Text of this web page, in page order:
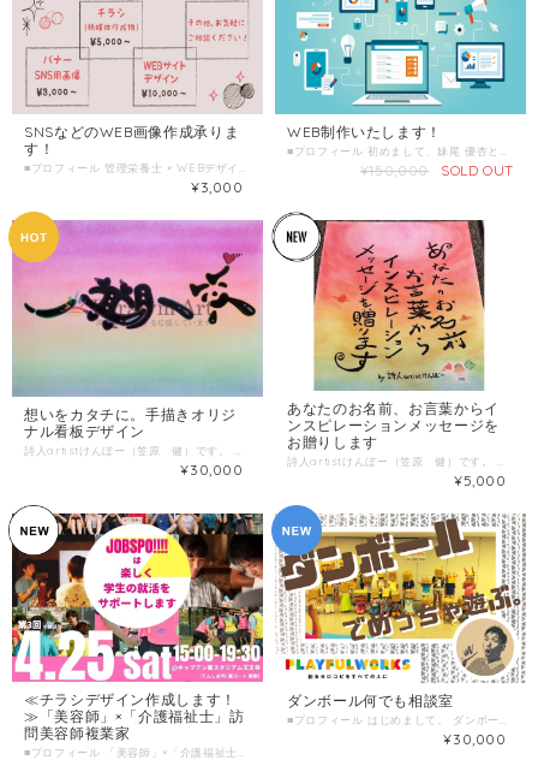
SNSなどのWEB画像作成承りま
す！
¥3,000
WEB制作いたします！
¥150,000 SOLD OUT
想いをカタチに。手描きオリジ
ナル看板デザイン
詩人artistけんぼー（笠原 健）です。 高校卒業後、路頭に迷う…大学入学するも即自主退学。 新たに医療従事者を志し大学入学。東北縦断・北海道網走までチャリンコ野宿生活の一人旅も。 卒業後、精神科病院にて作業療法士として約５年勤務する中で、 ボク自身の心も壊れ精神科病院に入退院繰り返す体験も繰り返す。 そのような生活の渦中、新しい表現媒体に突然巡り会う。 それは詩や絵を通しての想いの表出。感情のおもむくまま時間をかけて、時にインスピレーションで即興で描きあげることも、、、。 只今、これまでの医療従事者経験、病の体験を糧に講演会そして絵や詩などを通じて、精神障害を見る社会の目線が少しでも和らぐよう、障害を持つ持たないに関わらず、 「境界をつくることない世界を」をモットーに、 伝えたい想いを込めた理解啓発活動をしています。 ・プロフィールページ（ホームページ／FACEBOOKその他、SNSも） 「詩人けんぼー」でご検索を！！ https://kenbo1219.jimdofree.com/%E3%83%97%E3%83%AD%E3%83%95%E3%82%A3%E3%83%BC%E3%83%AB/ ▼わたしの複業 詩人artistけんぼー 講演家 作業療法士 兵庫県精神障害者相談員 ピアサポート専門員 別の顔は ・日本三大山岳耐久レース全制覇 ・全日本学生トライアスロン選手権出場 ・フルマラソン自己BEST:3時間00分21秒 ▼これまでの活動掲載実績（講演歴等ホームページご参考にしてください） （詩集） ・命が危ない３１１人詩集（コールサック社） ・生きぬくための詩 68人集ー死を越えて生を促すために（コールサック社） ・働く生活ストーリー４（NPO法人全国精神障害者就労支援事業所連合会） （新聞記事等） ・H２４年３月号 兵家連誌（兵庫県精神障害者家族連合会誌）「意味のある存在」 ・H２５年１２月７日 神戸新聞掲載「精神障害者が体験語る」心の相談室事業展開の広報記事 ・H２５年３月号 兵家連誌（兵庫県精神福祉家族連合会誌）神戸地区「ピアサポートについて」 ・H２７年３月２日 神戸新聞掲載 神戸流連載記事にて 「精神障害者に理解を」 ・H２８年２月２８日 神戸新聞掲載 悩みや不安を語り合う 三木で「障害福祉セミナー」 ・H２８年３月２１日 神戸新聞掲載 「精神障害者の自立を支援」リリー賞受賞記事 ・H２８年３月３１日 神戸新聞掲載 ひょうご総合 人 連載記事にて「第１２回精神障害者自立支援活動賞を受賞した詩人」 ・H２９年５月６日 神戸新聞掲載 新ひょうごの医療 「患者の心構え」 ・H３０年１２月５日 神戸新聞掲載 生きづらさの向こうへ 番外編 語り始めた精神障害者 ・H３１年３月号 兵家連誌（兵庫県精神障害者家族連合会誌）「みんなねっと兵庫大会 第２分科会に参加して」 （受賞歴） ・第12回 精神障害者自立支援活動賞 〜イーライ・リリー賞〜（当事者部門）2016 ・第16回スペイン バルセロナ 国際サロン「日本芸術 奨励賞」【in the peace of emotion】2015 ・ハートでアート神戸入選 【in the peace of emotion】2010 ・NHKハート展入選 【まる虫】 2011 ・かんでんコラボアート入選 【世界は輝いてる】 2012 ・第９回兵庫県障害者芸術・文化祭 美術工芸作品公募展 「公益社団法人兵庫県精神福祉家族会連合会会長賞」【ボクの世界】2014 ・第10回兵庫県障害者芸術・文化祭 美術工芸作品公募展 「一般社団法人兵庫県精神科病院協会会長賞」【心の奥から】 ・第11回兵庫県障害者芸術・文化祭 美術工芸作品公募展 「一般社団法人兵庫県精神科病院協会会長賞」【自分らしさ】2016 ・第12回兵庫県障害者芸術・文化祭 美術工芸作品公募展 「優秀賞」→ 兵庫県議会 障害者アート展／ゆめチャレ！Gallary〜障害者芸術文化発信プロジェクト〜県内巡回展示に選出【いろんな思いを涙にしてきて...】2017 ・第16回兵庫県障害者芸術・文化祭 美術工芸作品公募展 「一般社団法人兵庫県精神科病院協会会長賞」【誰が為に（タガタメ二）】2021 etc. ▼サービスの流れ メール・オンライン・電話 or 対面（交通費別途） 適宜メールも活用しながら情報共有 依頼内容ヒアリング・・・1時間程度 ヒアリング内容 デザインイメージ、素材等すりあわせ ＊デザインする素材等は別途ご用意お願い致します。 ＊デザインする素材の大きさにより料金ご相談させていただくことがございます。 ＊実施時の交通費は別途ご負担お願い致します。 ＊ある程度簡潔に時間内に終わるようよろしくお願いします。 ■ 調整可能な曜日・時間帯 ＊ 当日のお申し込みはご遠慮ください。 14日前以上の余裕を持った日時で、ご希望日時を３つほどお知らせください。 （送信欄）＝＝＝＝＝＝＝＝＝＝＝＝ オンラインの打ち合わせ方法 打ち合わせ希望日 第一希望：●月●日●曜日 ●時●分～●時●分 第二希望：●月●日●曜日 ●時●分～●時●分 第三希望：●月●日●曜日 ●時●分～●時●分 イベント日 当日：●月●日●曜日 ●時●分～●時●分 ＝＝＝＝＝＝＝＝＝＝＝＝＝＝＝＝＝ （例） ① 依頼するお名前と大切にしている言葉、好きな言葉を！！教えて下さい。 ②もし、誰かに贈る場合は、伝えたい言葉を！！教えてください。 ③別に、言葉ではなくエピソードを伝えてもらっても構いません。 ④いつも、ポジティブな人もいません。今、辛くてという方も、気になってる事などを言葉にしてみてください。 ↓ ↓ そこからインスピレーションメッセージを描き書きさして頂きます。 家族の名前入りボード、ウエルカムボード、開店祝いに、結婚式に、誕生日祝いなど多数依頼頂いてます！！ 店看板・ロゴなどに他につきましても気軽にお問い合わせ下さいねぇ〜！！ 作品例につきましては、ホームページ「主な注文作品例！！」「写真集」フォームを参照して下さいね。 ▼作品集はこちら https://kenbo1219.jimdofree.com/%E6%B3%A8%E6%96%87%E4%BD%9C%E5%93%81%E4%BE%8B/
¥30,000
あなたのお名前、お言葉からイ
ンスピレーションメッセージを
お贈りします
¥5,000
≪チラシデザイン作成します！
≫「美容師」×「介護福祉士」訪
問美容師複業家
ダンボール何でも相談室
■プロフィール はじめまして。 ダンボールクリエイターの島津と申します。 これまで国内外で5万人以上の子どもたちと、ダンボールで遊んできました。 はじまりは、ダンボールの切れ端で「こんなんできたで！」って持ってきてくれた、 ダンボールでできた【28時間まである腕時計】と【満面の笑顔】。 「これをもっと広められたら、、、」 そういう思いからダンボール工作、そして遊具、さらには教材などダンボールの活躍の場を国内外で展開してきました。 地域のお祭り、会社の親睦会、オリエンテーション、集客イベント、など、楽しくものづくりに触れる場を作りたい方は是非お気軽にご相談ください。 ■わたしの複業 ①ダンボール歴 ダンボール加工会社で10年 NPOの事務局長3年 2019年から独立 ②特技 ダンボール加工 整理整頓 ③好きな物 お酒、甘いもの、麺類、干物、発酵食品 体を動かす事（ローラーブレード、ゴルフ、サイクリング、スキー、スケート等） ■時間内に提供できること ・親子の工作教室 ・子どもの遊び場作り ・子どもとの遊び方 ・ダンボール加工のコツ ・イベントの作り方と運営方法 ・店舗の家具や展示台の相談 ■こんな人におすすめ ・集客イベントのネタを探している方 ・レクリエーションなどのネタを探している方 ・イベントをしてみたい方 ・教室事業で講師を探している方 ・新しい店舗の家具を面白いものにしたい方 ■当日の流れとスケジュール 1.自己紹介 2.ヒアリング（目的やリソース、予算の確認） 3.企画検討 4.実施 ■調整可能な曜日・時間帯 1~2か月以上前にご連絡をお願いいたします。 基本的には、予定が空いていれば対応可です。 ■オンライン対応について 工作教室については、ＺＯＯＭやＬＩＮＥなどのオンラインにて対応可です。 ※準備物などは事前に相談 ■販売方式 販売金額:30000円/回 サービス提供時間:120分/回 ■1回のサービス提供時間 2時間/回 ■販売に関する備考 実施内容、ご予算等、ご相談ください。 ■販売項目の種類 項目①:工作教室、ワークショップの相談 項目②:イベントの相談 項目③:レクリエーションの相談 項目④:家具や展示台の相談
¥30,000